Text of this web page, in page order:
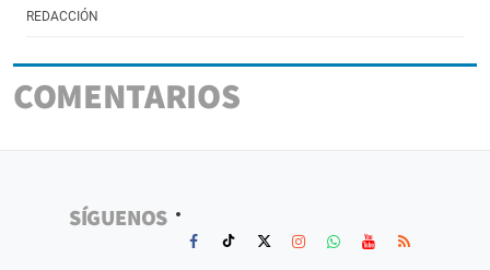
REDACCIÓN
COMENTARIOS
SÍGUENOS